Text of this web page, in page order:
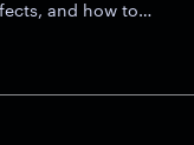
and how to